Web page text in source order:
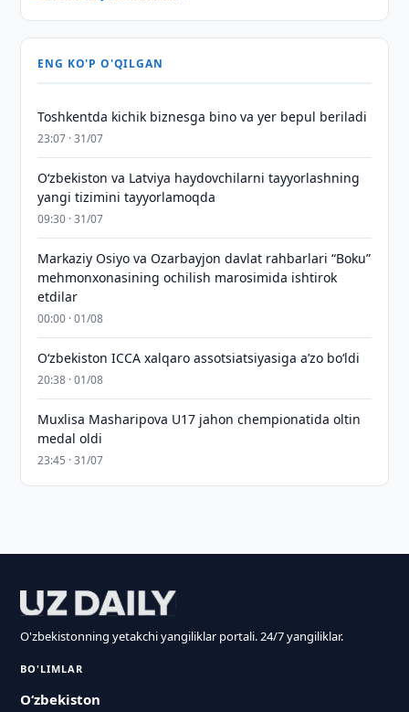
ENG KO'P O'QILGAN
Toshkentda kichik biznesga bino va yer bepul beriladi
23:07 · 31/07
Oʻzbekiston va Latviya haydovchilarni tayyorlashning
yangi tizimini tayyorlamoqda
09:30 · 31/07
Markaziy Osiyo va Ozarbayjon davlat rahbarlari “Boku”
mehmonxonasining ochilish marosimida ishtirok
etdilar
00:00 · 01/08
O‘zbekiston ICCA xalqaro assotsiatsiyasiga aʼzo bo‘ldi
20:38 · 01/08
Muxlisa Masharipova U17 jahon chempionatida oltin
medal oldi
23:45 · 31/07
O'zbekistonning yetakchi yangiliklar portali. 24/7 yangiliklar.
BO'LIMLAR
O‘zbekiston